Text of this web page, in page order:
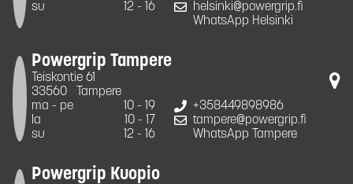
su
12 - 16
helsinki@powergrip.fi
WhatsApp Helsinki
Powergrip Tampere
Teiskontie 61
33560
Tampere
ma - pe
10 - 19
la
10 - 17
su
12 - 16
+358449898986
tampere@powergrip.fi
WhatsApp Tampere
Powergrip Kuopio